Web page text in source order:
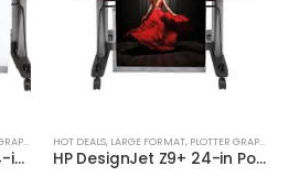
HP DesignJet Z9 Plus 44-in PostScript Printer W3Z72A
HOT DEALS, LARGE FORMAT, PLOTTER GRAPHIC
HP DesignJet Z9+ 24-in PostScript® Printer (W3Z71A)